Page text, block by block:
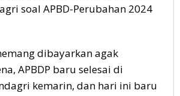
soal APBD-Perubahan 2024
dibayarkan agak
APBDP baru selesai di
kemarin, dan hari ini baru